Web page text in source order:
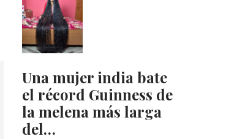
Una mujer india bate
el récord Guinness de
la melena más larga
del…